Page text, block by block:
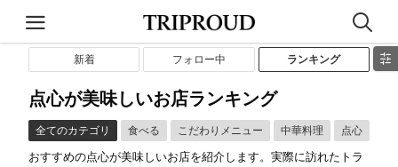
新着 フォロー中 ランキング
点心が美味しいお店ランキング
全てのカテゴリ 食べる こだわりメニュー 中華料理 点心
おすすめの点心が美味しいお店を紹介します。実際に訪れたトラ